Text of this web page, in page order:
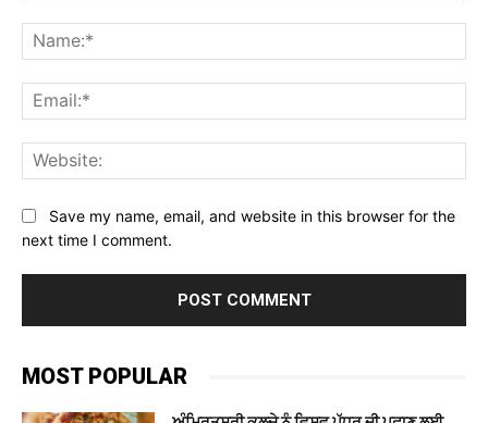
Save my name, email, and website in this browser for the
next time I comment.
MOST POPULAR